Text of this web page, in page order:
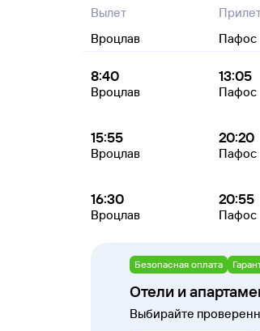
Вылет
Вроцлав
Пафос
8:40
Вроцлав
13:05
Пафос
15:55
Вроцлав
20:20
Пафос
16:30
Вроцлав
20:55
Пафос
Безопасная оплата
Отели и
Выбирайте